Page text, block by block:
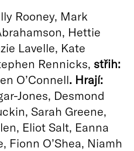
Rooney, Mark
Hettie
Lavelle, Kate
Rennicks, střih:
O’Connell. Hrají:
Jones, Desmond
Sarah Greene,
Eliot Salt, Eanna
Fionn O’Shea, Niamh